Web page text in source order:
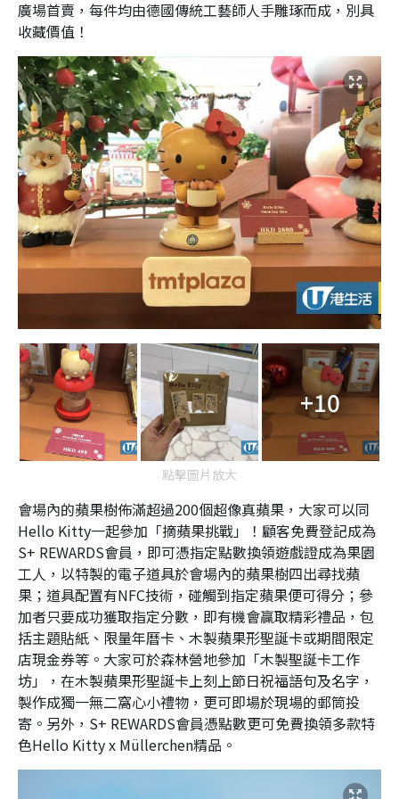
廣場首賣，每件均由德國傳統工藝師人手雕琢而成，別具
收藏價值！
+10
點擊圖片放大
會場內的蘋果樹佈滿超過200個超像真蘋果，大家可以同
Hello Kitty一起參加「摘蘋果挑戰」！顧客免費登記成為
S+ REWARDS會員，即可憑指定點數換領遊戲證成為果園
工人，以特製的電子道具於會場內的蘋果樹四出尋找蘋
果；道具配置有NFC技術，碰觸到指定蘋果便可得分；參
加者只要成功獲取指定分數，即有機會贏取精彩禮品，包
括主題貼紙、限量年曆卡、木製蘋果形聖誕卡或期間限定
店現金券等。大家可於森林營地參加「木製聖誕卡工作
坊」，在木製蘋果形聖誕卡上刻上節日祝福語句及名字，
製作成獨一無二窩心小禮物，更可即場於現場的郵筒投
寄。另外，S+ REWARDS會員憑點數更可免費換領多款特
色Hello Kitty x Müllerchen精品。